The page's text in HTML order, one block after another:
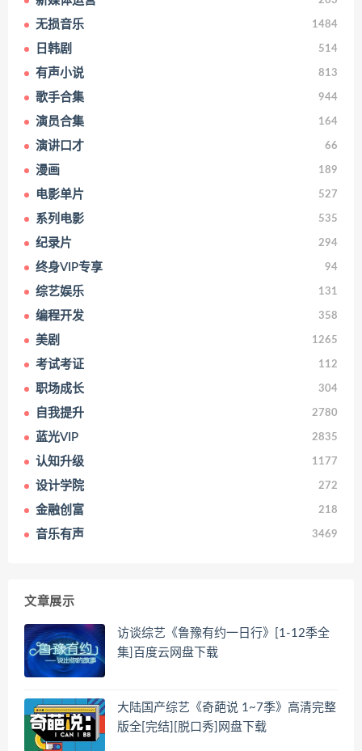
无损音乐 1484
日韩剧 514
有声小说 813
歌手合集 944
演员合集 164
演讲口才 66
漫画 189
电影单片 527
系列电影 535
纪录片 294
终身VIP专享 94
综艺娱乐 131
编程开发 358
美剧 1265
考试考证 112
职场成长 304
自我提升 2780
蓝光VIP 2835
认知升级 1177
设计学院 272
金融创富 218
音乐有声 3469
文章展示
访谈综艺《鲁豫有约一日行》[1-12季全
集]百度云网盘下载
大陆国产综艺《奇葩说 1~7季》高清完整
版全[完结][脱口秀]网盘下载